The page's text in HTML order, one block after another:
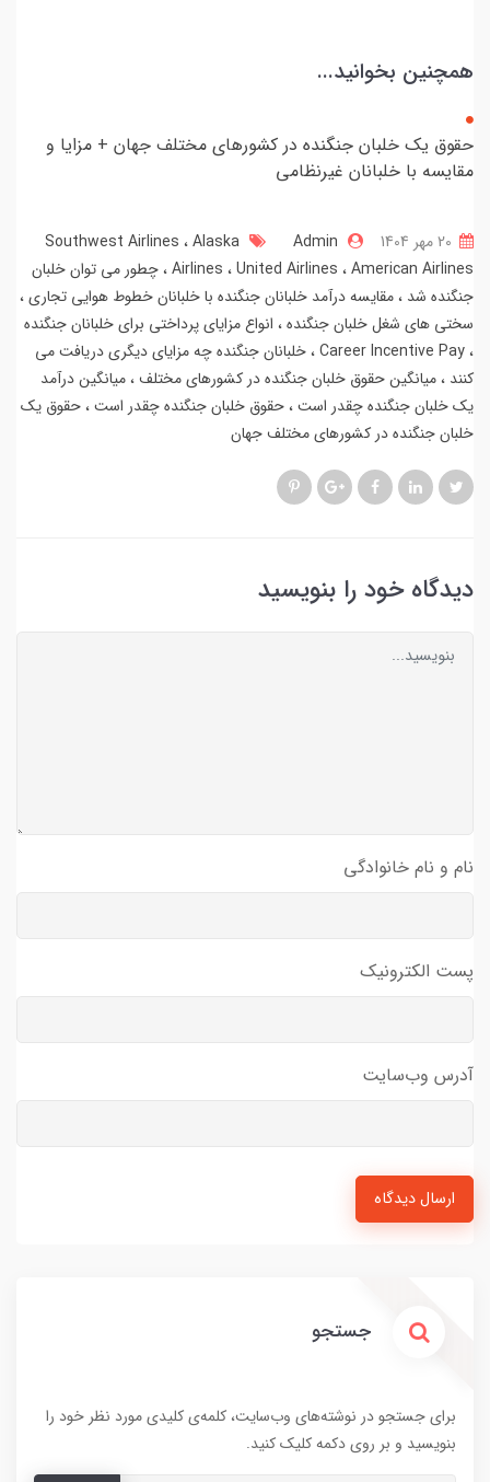
همچنین بخوانید...
حقوق یک خلبان جنگنده در کشورهای مختلف جهان + مزایا و
مقایسه با خلبانان غیرنظامی
Admin
Southwest Airlines Alaska
Airlines United Airlines American Airlines
چطور می توان خلبان
جنگنده شد مقایسه درآمد خلبانان جنگنده با خلبانان خطوط هوایی تجاری
سختی های شغل خلبان جنگنده انواع مزایای پرداختی برای خلبانان جنگنده
Career Incentive Pay خلبانان جنگنده چه مزایای دیگری دریافت می
کنند میانگین حقوق خلبان جنگنده در کشورهای مختلف میانگین درآمد
یک خلبان جنگنده چقدر است حقوق خلبان جنگنده چقدر است حقوق یک
خلبان جنگنده در کشورهای مختلف جهان
دیدگاه خود را بنویسید
نام و نام خانوادگی
پست الکترونیک
آدرس وب‌سایت
ارسال دیدگاه
جستجو
برای جستجو در نوشته‌های وب‌سایت، کلمه‌ی کلیدی مورد نظر خود را
بنویسید و بر روی دکمه کلیک کنید.